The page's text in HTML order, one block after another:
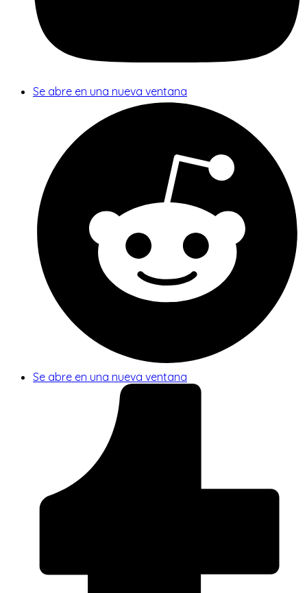
Se abre en una nueva ventana
Se abre en una nueva ventana